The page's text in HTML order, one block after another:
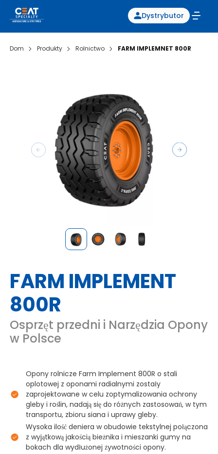
Dystrybutor
Dom Produkty Rolnictwo FARM IMPLEMNET 800R
FARM IMPLEMENT
800R
Osprzęt przedni i Narzędzia Opony
w Polsce
Opony rolnicze Farm Implement 800R o stali
oplotowej z oponami radialnymi zostały
zaprojektowane w celu zoptymalizowania ochrony
gleby i roślin, nadają się do różnych zastosowań, w tym
transportu, zbioru siana i uprawy gleby.
Wysoka ilość deniera w obudowie tekstylnej połączona
z wyjątkową jakością bieżnika i mieszanki gumy na
bokach dla wydłużonej żywotności opony.